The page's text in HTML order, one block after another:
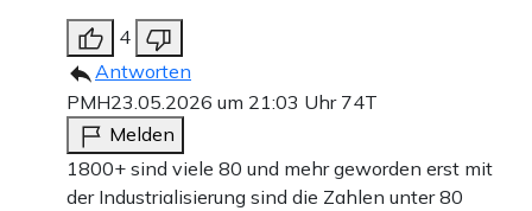
4
Antworten
PMH23.05.2026 um 21:03 Uhr 74T
Melden
1800+ sind viele 80 und mehr geworden erst mit
der Industrialisierung sind die Zahlen unter 80